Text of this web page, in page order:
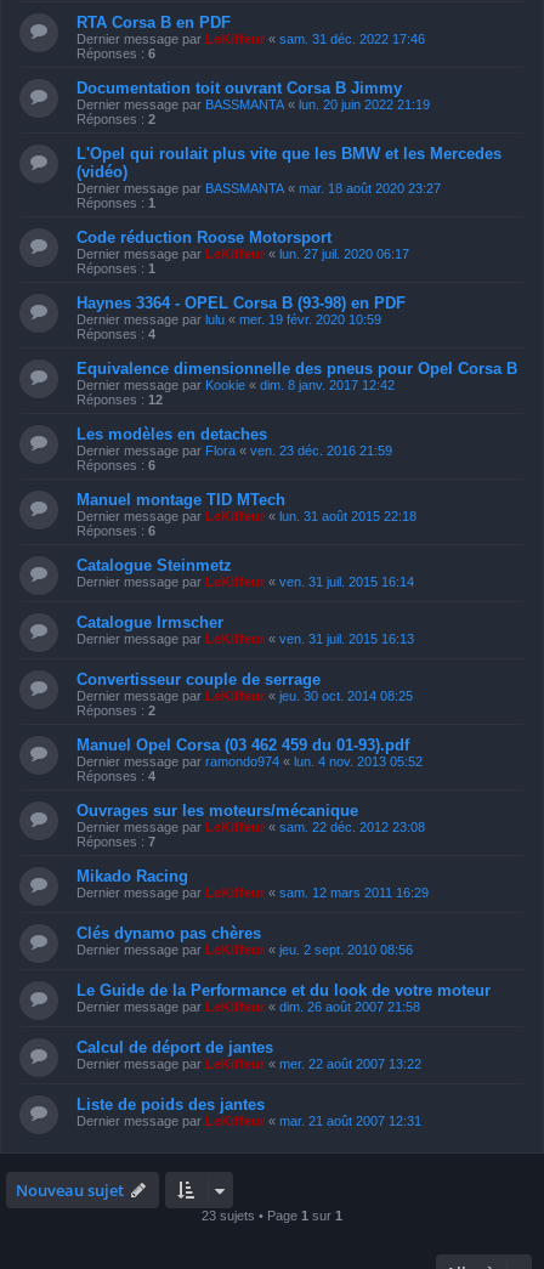
RTA Corsa B en PDF
Dernier message par LeKiffeur « sam. 31 déc. 2022 17:46
Réponses : 6
Documentation toit ouvrant Corsa B Jimmy
Dernier message par BASSMANTA « lun. 20 juin 2022 21:19
Réponses : 2
L'Opel qui roulait plus vite que les BMW et les Mercedes
(vidéo)
Dernier message par BASSMANTA « mar. 18 août 2020 23:27
Réponses : 1
Code réduction Roose Motorsport
Dernier message par LeKiffeur « lun. 27 juil. 2020 06:17
Réponses : 1
Haynes 3364 - OPEL Corsa B (93-98) en PDF
Dernier message par lulu « mer. 19 févr. 2020 10:59
Réponses : 4
Equivalence dimensionnelle des pneus pour Opel Corsa B
Dernier message par Kookie « dim. 8 janv. 2017 12:42
Réponses : 12
Les modèles en detaches
Dernier message par Flora « ven. 23 déc. 2016 21:59
Réponses : 6
Manuel montage TID MTech
Dernier message par LeKiffeur « lun. 31 août 2015 22:18
Réponses : 6
Catalogue Steinmetz
Dernier message par LeKiffeur « ven. 31 juil. 2015 16:14
Catalogue Irmscher
Dernier message par LeKiffeur « ven. 31 juil. 2015 16:13
Convertisseur couple de serrage
Dernier message par LeKiffeur « jeu. 30 oct. 2014 08:25
Réponses : 2
Manuel Opel Corsa (03 462 459 du 01-93).pdf
Dernier message par ramondo974 « lun. 4 nov. 2013 05:52
Réponses : 4
Ouvrages sur les moteurs/mécanique
Dernier message par LeKiffeur « sam. 22 déc. 2012 23:08
Réponses : 7
Mikado Racing
Dernier message par LeKiffeur « sam. 12 mars 2011 16:29
Clés dynamo pas chères
Dernier message par LeKiffeur « jeu. 2 sept. 2010 08:56
Le Guide de la Performance et du look de votre moteur
Dernier message par LeKiffeur « dim. 26 août 2007 21:58
Calcul de déport de jantes
Dernier message par LeKiffeur « mer. 22 août 2007 13:22
Liste de poids des jantes
Dernier message par LeKiffeur « mar. 21 août 2007 12:31
Nouveau sujet
23 sujets • Page 1 sur 1